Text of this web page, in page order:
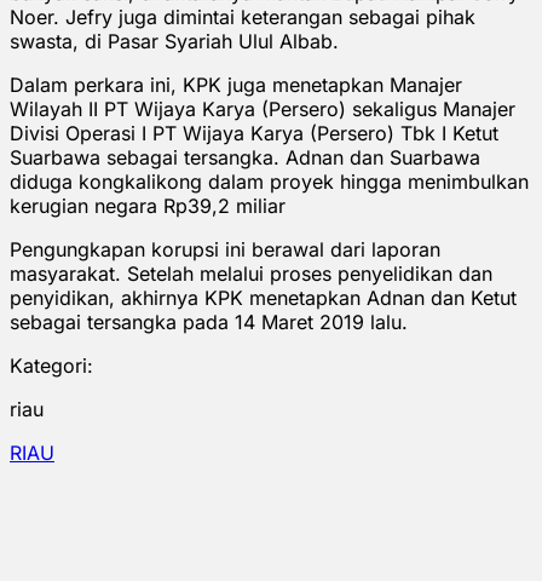
Noer. Jefry juga dimintai keterangan sebagai pihak
swasta, di Pasar Syariah Ulul Albab.
Dalam perkara ini, KPK juga menetapkan Manajer
Wilayah II PT Wijaya Karya (Persero) sekaligus Manajer
Divisi Operasi I PT Wijaya Karya (Persero) Tbk I Ketut
Suarbawa sebagai tersangka. Adnan dan Suarbawa
diduga kongkalikong dalam proyek hingga menimbulkan
kerugian negara Rp39,2 miliar
Pengungkapan korupsi ini berawal dari laporan
masyarakat. Setelah melalui proses penyelidikan dan
penyidikan, akhirnya KPK menetapkan Adnan dan Ketut
sebagai tersangka pada 14 Maret 2019 lalu.
Kategori:
riau
RIAU